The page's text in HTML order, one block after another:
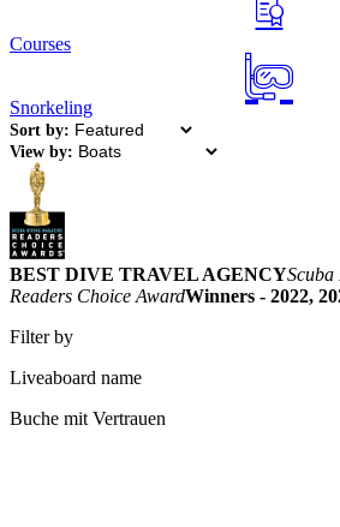
Courses
Snorkeling
Sort by:
View by:
BEST DIVE TRAVEL AGENCY
Readers Choice AwardWinners - 2022,
Filter by
Liveaboard name
Buche mit Vertrauen